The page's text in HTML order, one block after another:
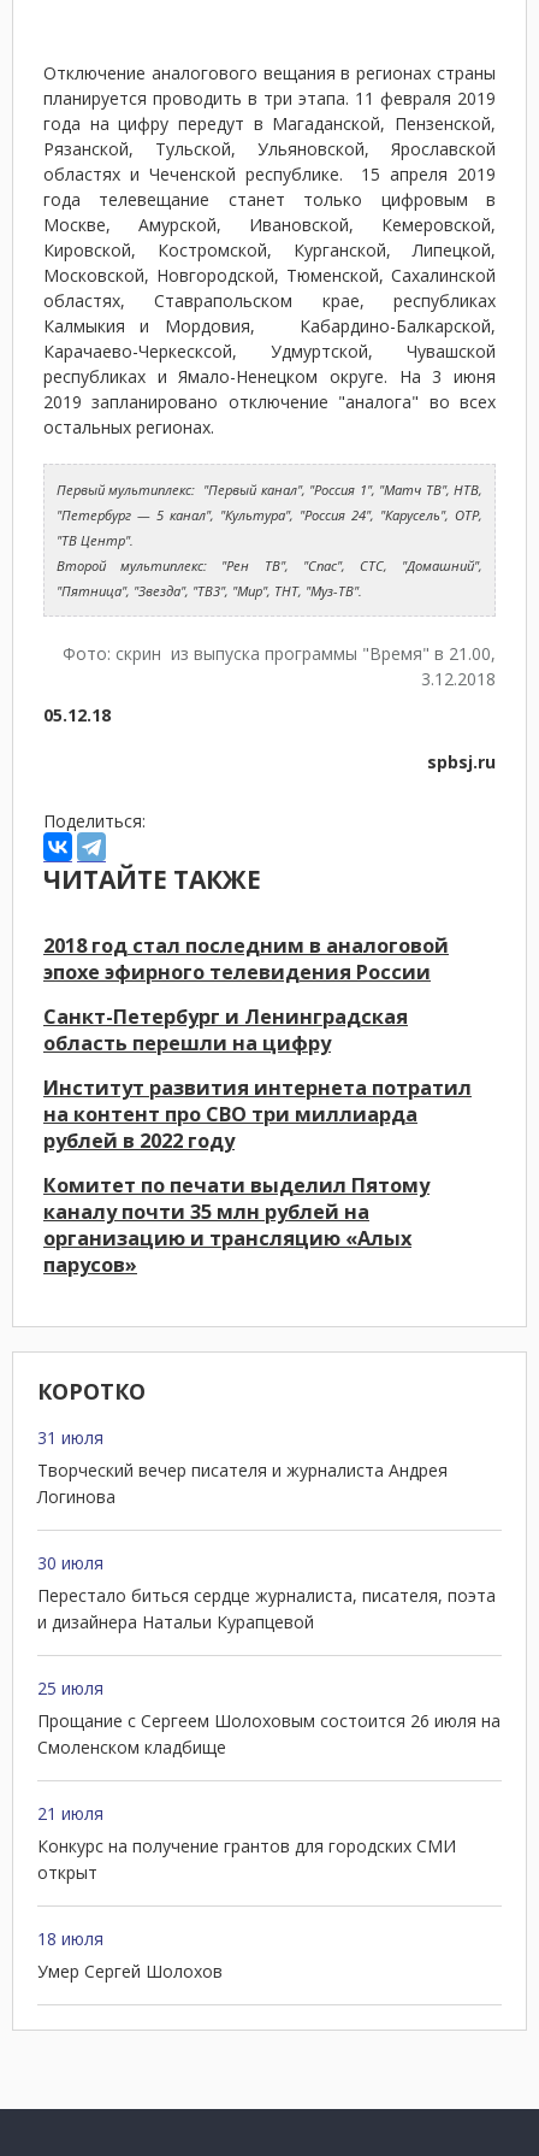
КОРОТКО
31 июля
Творческий вечер писателя и журналиста Андрея
Логинова
30 июля
Перестало биться сердце журналиста, писателя, поэта
и дизайнера Натальи Курапцевой
25 июля
Прощание с Сергеем Шолоховым состоится 26 июля на
Смоленском кладбище
21 июля
Конкурс на получение грантов для городских СМИ
открыт
18 июля
Умер Сергей Шолохов
Отключение аналогового вещания в регионах страны
планируется проводить в три этапа. 11 февраля 2019
года на цифру передут в Магаданской, Пензенской,
Рязанской, Тульской, Ульяновской, Ярославской
областях и Чеченской республике. 15 апреля 2019
года телевещание станет только цифровым в
Москве, Амурской, Ивановской, Кемеровской,
Кировской, Костромской, Курганской, Липецкой,
Московской, Новгородской, Тюменской, Сахалинской
областях, Ставрапольском крае, республиках
Калмыкия и Мордовия, Кабардино-Балкарской,
Карачаево-Черкесксой, Удмуртской, Чувашской
республиках и Ямало-Ненецком округе. На 3 июня
2019 запланировано отключение "аналога" во всех
остальных регионах.
Первый мультиплекс: "Первый канал", "Россия 1", "Матч ТВ", НТВ,
"Петербург — 5 канал", "Культура", "Россия 24", "Карусель", ОТР,
"ТВ Центр".
Второй мультиплекс: "Рен ТВ", "Спас", СТС, "Домашний",
"Пятница", "Звезда", "ТВ3", "Мир", ТНТ, "Муз-ТВ".
Фото: скрин из выпуска программы "Время" в 21.00,
3.12.2018
05.12.18
spbsj.ru
Поделиться:
ЧИТАЙТЕ ТАКЖЕ
2018 год стал последним в аналоговой
эпохе эфирного телевидения России
Санкт-Петербург и Ленинградская
область перешли на цифру
Институт развития интернета потратил
на контент про СВО три миллиарда
рублей в 2022 году
Комитет по печати выделил Пятому
каналу почти 35 млн рублей на
организацию и трансляцию «Алых
парусов»